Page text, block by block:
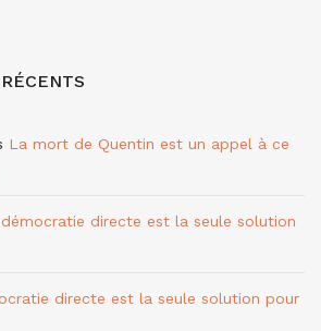
La mort de Quentin est un appel à ce
directe est la seule solution
directe est la seule solution pour